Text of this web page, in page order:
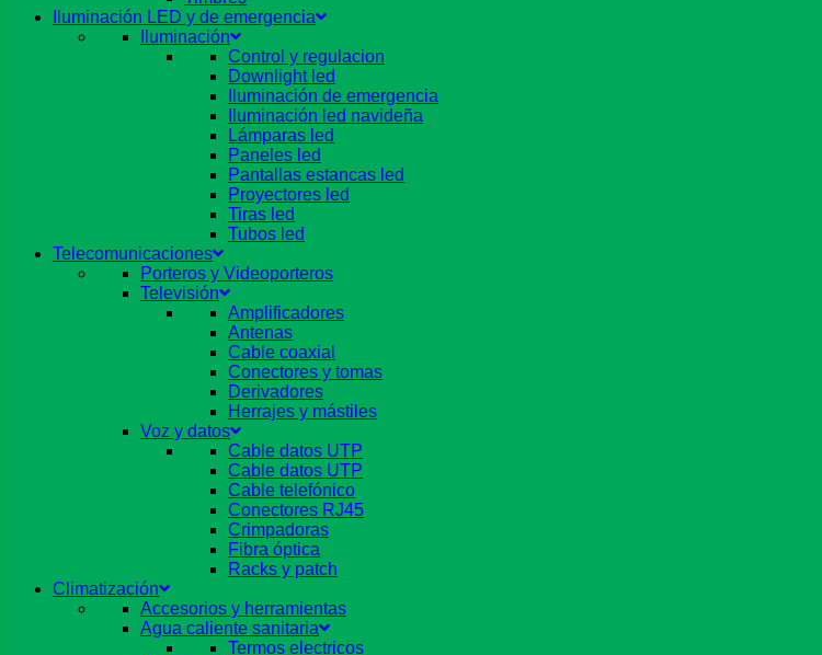
Iluminación LED y de emergencia
Iluminación
Control y regulacion
Downlight led
Iluminación de emergencia
Iluminación led navideña
Lámparas led
Paneles led
Pantallas estancas led
Proyectores led
Tiras led
Tubos led
Telecomunicaciones
Porteros y Videoporteros
Televisión
Amplificadores
Antenas
Cable coaxial
Conectores y tomas
Derivadores
Herrajes y mástiles
Voz y datos
Cable datos UTP
Cable datos UTP
Cable telefónico
Conectores RJ45
Crimpadoras
Fibra óptica
Racks y patch
Climatización
Accesorios y herramientas
Agua caliente sanitaria
Termos electricos